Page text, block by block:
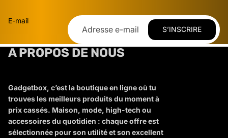
E-mail
S’INSCRIRE
A PROPOS DE NOUS
Gadgetbox, c’est la boutique en ligne où tu
trouves les meilleurs produits du moment à
prix cassés. Maison, mode, high-tech ou
accessoires du quotidien : chaque offre est
sélectionnée pour son utilité et son excellent